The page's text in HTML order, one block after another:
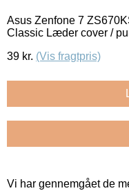
Asus Zenfone 7
Classic Læder cover /
39 kr. (Vis fragtpris)
Vi har gennemgået de